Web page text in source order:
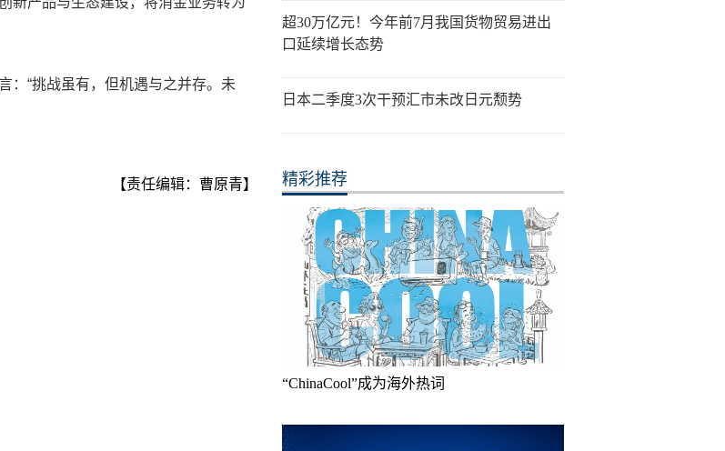
：“挑战虽有，但机遇与之并存。未
【责任编辑：曹原青】
超30万亿元！今年前7月我国货物贸易进出
口延续增长态势
日本二季度3次干预汇市未改日元颓势
精彩推荐
“ChinaCool”成为海外热词